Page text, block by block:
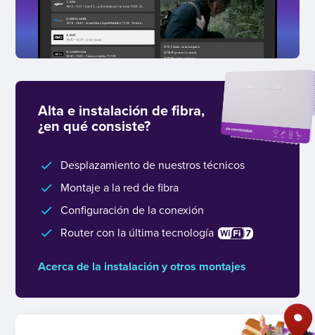
Alta e instalación de fibra,
¿en qué consiste?
Desplazamiento de nuestros técnicos
Montaje a la red de fibra
Configuración de la conexión
Router con la última tecnología
Acerca de la instalación y otros montajes